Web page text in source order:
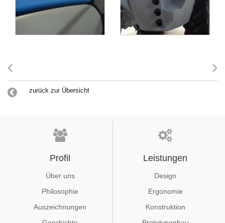
zurück zur Übersicht
Profil
Über uns
Philosophie
Auszeichnungen
Leistungen
Design
Ergonomie
Konstruktion